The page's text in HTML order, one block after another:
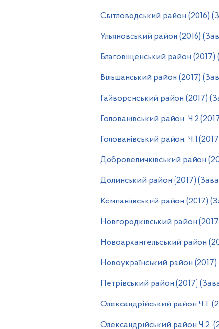
Світловодський район (2016)
Ульяновський район (2016)
Благовіщенський район (2017)
Вільшанський район (2017)
Гайворонський район (2017)
Голованівський район.
Голованівський район.
Добровеличківський район
Долинський район (2017)
Компаніївський район (2017)
Новгородківський район
Новоархангельський район
Новоукраїнський район
Петрівський район (2017)
Олександрійський район Ч.1.
Олександрійський район Ч.2.